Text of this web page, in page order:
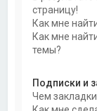
страницу!
Как мне
Как мне
темы?
Подписки и
Чем